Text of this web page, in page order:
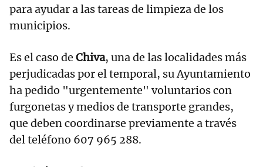
para ayudar a las tareas de limpieza de los
municipios.
Es el caso de Chiva, una de las localidades más
perjudicadas por el temporal, su Ayuntamiento
ha pedido "urgentemente" voluntarios con
furgonetas y medios de transporte grandes,
que deben coordinarse previamente a través
del teléfono 607 965 288.